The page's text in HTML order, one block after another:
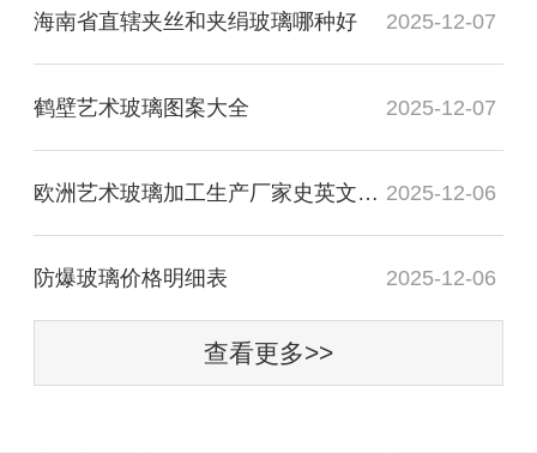
海南省直辖夹丝和夹绢玻璃哪种好 2025-12-07
鹤壁艺术玻璃图案大全 2025-12-07
欧洲艺术玻璃加工生产厂家史英文名词解释 2025-12-06
防爆玻璃价格明细表 2025-12-06
查看更多>>